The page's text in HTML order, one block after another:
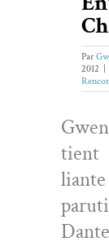
Par
2012
tient